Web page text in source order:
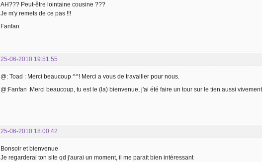
AH??? Peut-être lointaine cousine ???
Je m'y remets de ce pas !!!
Fanfan
25-06-2010 19:51:55
@: Toad : Merci beaucoup ^^! Merci a vous de travailler pour nous.
@:Fanfan :Merci beaucoup, tu est le (la) bienvenue, j'ai été faire un tour sur le tien aussi
25-06-2010 18:00:42
Bonsoir et bienvenue
Je regarderai ton site qd j'aurai un moment, il me parait bien intéressant